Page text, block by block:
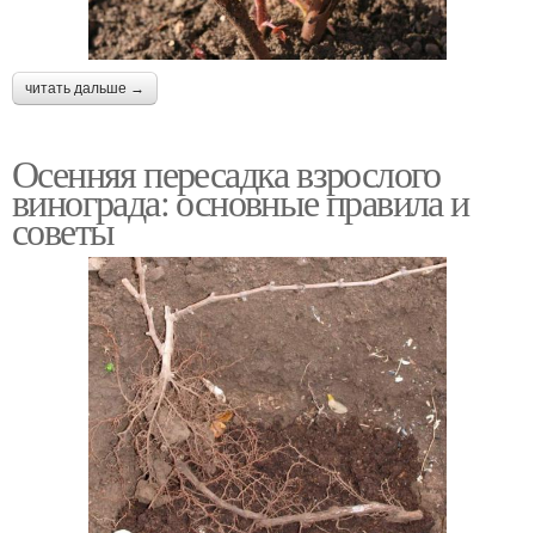
читать дальше →
Осенняя пересадка взрослого
винограда: основные правила и
советы